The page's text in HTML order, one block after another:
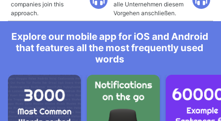
companies join this
approach.
alle Unternehmen diesem
Vorgehen anschließen.
Explore our mobile app for iOS and Android
that features all the most frequently used
words